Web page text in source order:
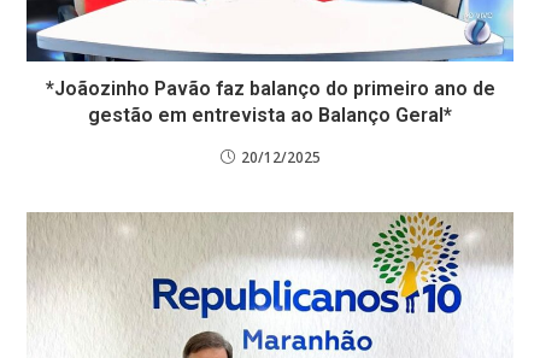
*​Joãozinho Pavão faz balanço do primeiro ano de
gestão em entrevista ao Balanço Geral*
20/12/2025